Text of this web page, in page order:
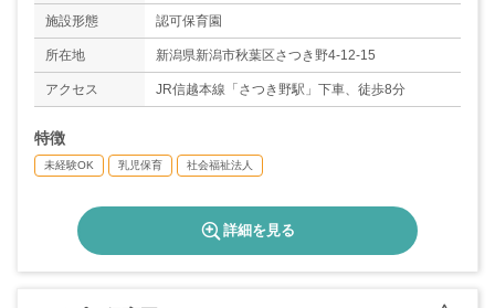
◇夏季休暇
◇年末年始（31日～3日）
【年間休日数：108日】
施設形態 認可保育園
所在地 新潟県新潟市秋葉区さつき野4-12-15
アクセス JR信越本線「さつき野駅」下車、徒歩8分
特徴
未経験OK 乳児保育 社会福祉法人
詳細を見る